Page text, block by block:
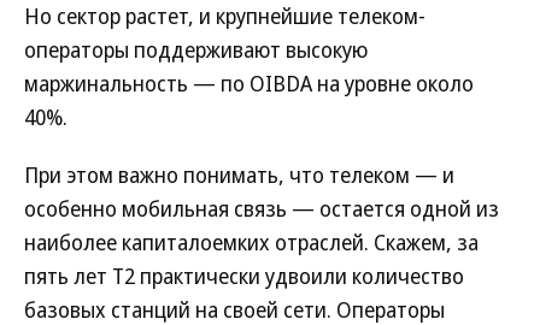
Но сектор растет, и крупнейшие телеком-
операторы поддерживают высокую
маржинальность — по OIBDA на уровне около
40%.
При этом важно понимать, что телеком — и
особенно мобильная связь — остается одной из
наиболее капиталоемких отраслей. Скажем, за
пять лет Т2 практически удвоили количество
базовых станций на своей сети. Операторы